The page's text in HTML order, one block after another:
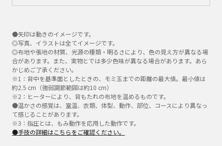
●矢印は動きのイメージです。
◎写真、イラストは全てイメージです。
◎布地や張地の材質、光源の種類・明るさにより、色の見え方が異なる場
合があります。また、実物とでは多少色味が異なる場合があります。あら
かじめご了承ください。
※1：背中を基準面としたときの、モミ玉までの距離の最大値。最小値は
約2.5 cm（強弱調節範囲は約10 cm）
※2：ヒーターにより、背もたれの布地を温めるものです。
●温かさの感覚は、室温、衣類、体型、動作、部位、コースにより異なっ
て感じることがあります。
※3：指圧とは、もみ動作を応用した動作です。
●手技の詳細はこちらをご確認ください。